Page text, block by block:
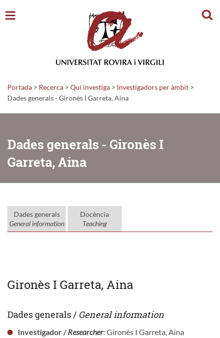
Portada > Recerca > Qui investiga > Investigadors per àmbit >
Dades generals - Gironès I Garreta, Aina
Dades generals - Gironès I
Garreta, Aina
Dades generals
General information
Docència
Teaching
Gironès I Garreta, Aina
Dades generals / General information
Investigador /Researcher: Gironès I Garreta, Aina